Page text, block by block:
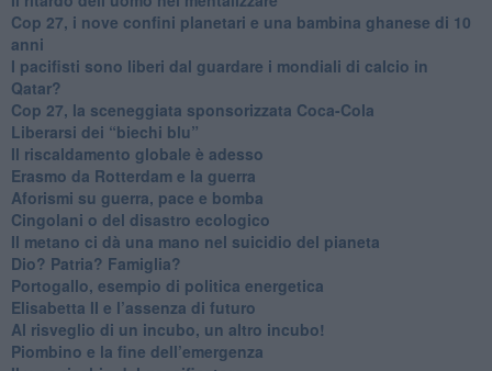
​Cop 27, i nove confini planetari e una bambina ghanese di 10
anni
​I pacifisti sono liberi dal guardare i mondiali di calcio in
Qatar?
​Cop 27, la sceneggiata sponsorizzata Coca-Cola
​Liberarsi dei “biechi blu”
Il riscaldamento globale è adesso
​Erasmo da Rotterdam e la guerra
​Aforismi su guerra, pace e bomba
Cingolani o del disastro ecologico
​Il metano ci dà una mano nel suicidio del pianeta
​Dio? Patria? Famiglia?
Portogallo, esempio di politica energetica
​Elisabetta II e l’assenza di futuro
Al risveglio di un incubo, un altro incubo!
​Piombino e la fine dell’emergenza